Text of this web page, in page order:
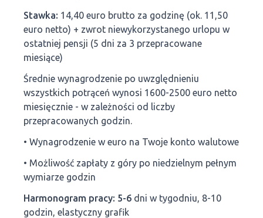
Stawka: 14,40 euro brutto za godzinę (ok. 11,50
euro netto) + zwrot niewykorzystanego urlopu w
ostatniej pensji (5 dni za 3 przepracowane
miesiące)
Średnie wynagrodzenie po uwzględnieniu
wszystkich potrąceń wynosi 1600-2500 euro netto
miesięcznie - w zależności od liczby
przepracowanych godzin.
• Wynagrodzenie w euro na Twoje konto walutowe
• Możliwość zapłaty z góry po niedzielnym pełnym
wymiarze godzin
Harmonogram pracy: 5-6 dni w tygodniu, 8-10
godzin, elastyczny grafik